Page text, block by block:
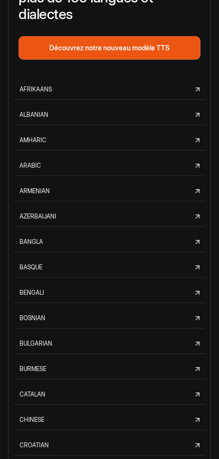
dialectes
Découvrez notre nouveau modèle TTS
AFRIKAANS
ALBANIAN
AMHARIC
ARABIC
ARMENIAN
AZERBAIJANI
BANGLA
BASQUE
BENGALI
BOSNIAN
BULGARIAN
BURMESE
CATALAN
CHINESE
CROATIAN